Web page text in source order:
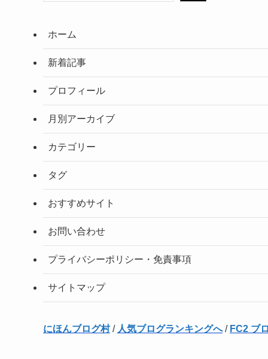
ホーム
新着記事
プロフィール
月別アーカイブ
カテゴリー
タグ
おすすめサイト
お問い合わせ
プライバシーポリシー・免責事項
サイトマップ
にほんブログ村/ 人気ブログランキングへ/ FC2 ブ